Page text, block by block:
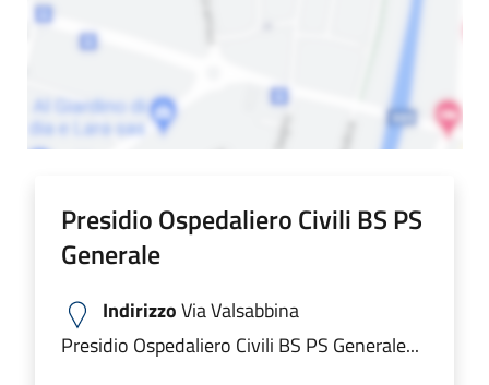
Presidio Ospedaliero Civili BS PS
Generale
IndirizzoVia Valsabbina
Presidio Ospedaliero Civili BS PS Generale...